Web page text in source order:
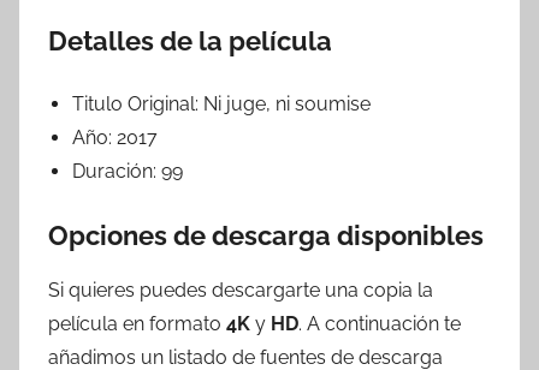
Detalles de la película
Titulo Original: Ni juge, ni soumise
Año: 2017
Duración: 99
Opciones de descarga disponibles
Si quieres puedes descargarte una copia la
película en formato 4K y HD. A continuación te
añadimos un listado de fuentes de descarga